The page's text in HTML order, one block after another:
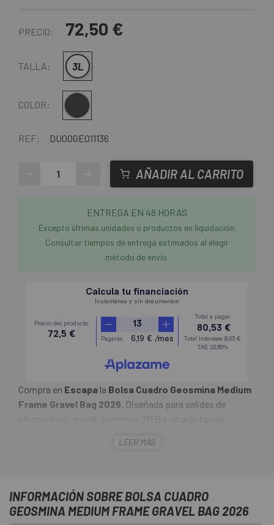
PRECIO: 72,50 €
TALLA: 3L
COLOR: Gris oscuro
REF: DU00GEO11136
AÑADIR AL CARRITO
ENTREGA EN 48 HORAS
Excepto últimas unidades o productos en liquidación.
Consultar tiempos de entrega estimados al elegir
método de envío.
Compra en Escapa la Bolsa Cuadro Geosmina Medium
Frame Gravel Bag 2026. Diseñada para salidas de
bikepacking, gravel, carretera, MTB y ultradistancia,
protección y adaptación a cuadros modernos. Su formato
LEER MÁS
INFORMACIÓN SOBRE BOLSA CUADRO
GEOSMINA MEDIUM FRAME GRAVEL BAG 2026